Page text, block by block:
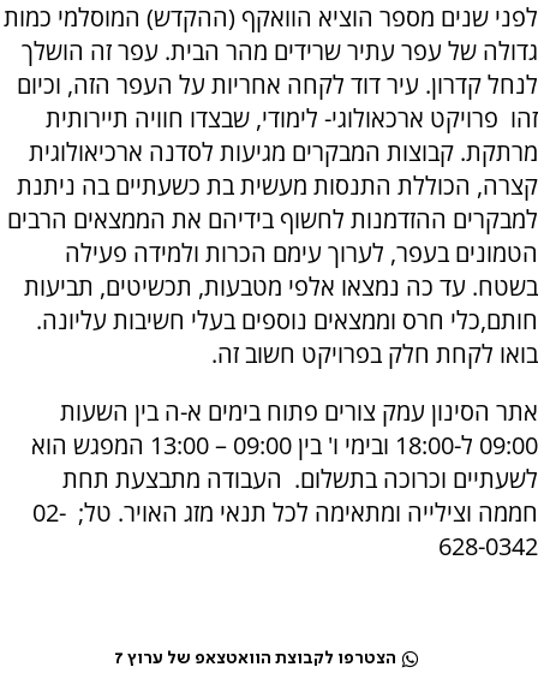
לפני שנים מספר הוציא הוואקף (ההקדש) המוסלמי כמות
גדולה של עפר עתיר שרידים מהר הבית. עפר זה הושלך
לנחל קדרון. עיר דוד לקחה אחריות על העפר הזה, וכיום
זהו פרויקט ארכאולוגי- לימודי, שבצדו חוויה תיירותית
מרתקת. קבוצות המבקרים מגיעות לסדנה ארכיאולוגית
קצרה, הכוללת התנסות מעשית בת כשעתיים בה ניתנת
למבקרים ההזדמנות לחשוף בידיהם את הממצאים הרבים
הטמונים בעפר, לערוך עימם הכרות ולמידה פעילה
בשטח. עד כה נמצאו אלפי מטבעות, תכשיטים, תביעות
חותם,כלי חרס וממצאים נוספים בעלי חשיבות עליונה.
בואו לקחת חלק בפרויקט חשוב זה.
אתר הסינון עמק צורים פתוח בימים א-ה בין השעות
09:00 ל-18:00 ובימי ו' בין 09:00 – 13:00 המפגש הוא
לשעתיים וכרוכה בתשלום. העבודה מתבצעת תחת
חממה וצילייה ומתאימה לכל תנאי מזג האויר. טל; 02-
628-0342
הצטרפו לקבוצת הוואטצאפ של ערוץ 7